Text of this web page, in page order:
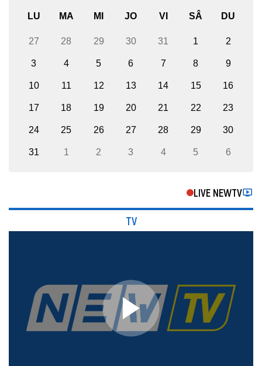
LU MA MI JO VI SÂ DU
27 28 29 30 31 1 2
3 4 5 6 7 8 9
10 11 12 13 14 15 16
17 18 19 20 21 22 23
24 25 26 27 28 29 30
31 1 2 3 4 5 6
LIVE NEWTV
TV